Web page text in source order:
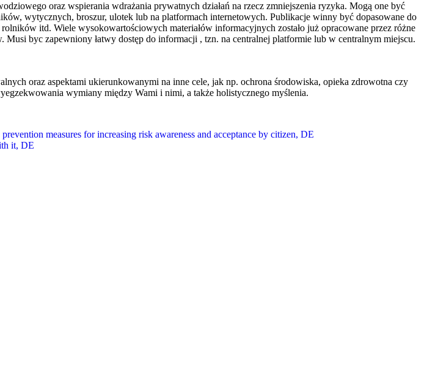
oraz wspierania wdrażania prywatnych działań na rzecz zmniejszenia ryzyka. Mogą one być
wytycznych, broszur, ulotek lub na platformach internetowych. Publikacje winny być dopasowane do
itd. Wiele wysokowartościowych materiałów informacyjnych zostało już opracowane przez różne
byc zapewniony łatwy dostęp do informacji , tzn. na centralnej platformie lub w centralnym miejscu.
oraz aspektami ukierunkowanymi na inne cele, jak np. ochrona środowiska, opieka zdrowotna czy
wymiany między Wami i nimi, a także holistycznego myślenia.
measures for increasing risk awareness and acceptance by citizen, DE
it, DE